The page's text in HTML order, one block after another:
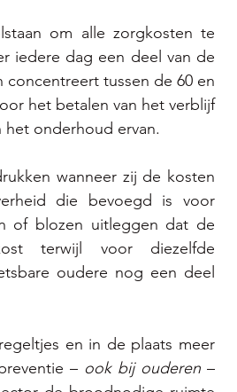
om alle zorgkosten te
iedere dag een deel van de
concentreert tussen de 60 en
het betalen van het verblijf
het onderhoud ervan.
wanneer zij de kosten
die bevoegd is voor
of blozen uitleggen dat de
terwijl voor diezelfde
oudere nog een deel
en in de plaats meer
– ook bij ouderen –